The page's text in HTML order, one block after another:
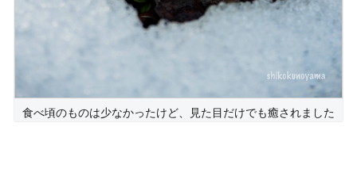
食べ頃のものは少なかったけど、見た目だけでも癒されました